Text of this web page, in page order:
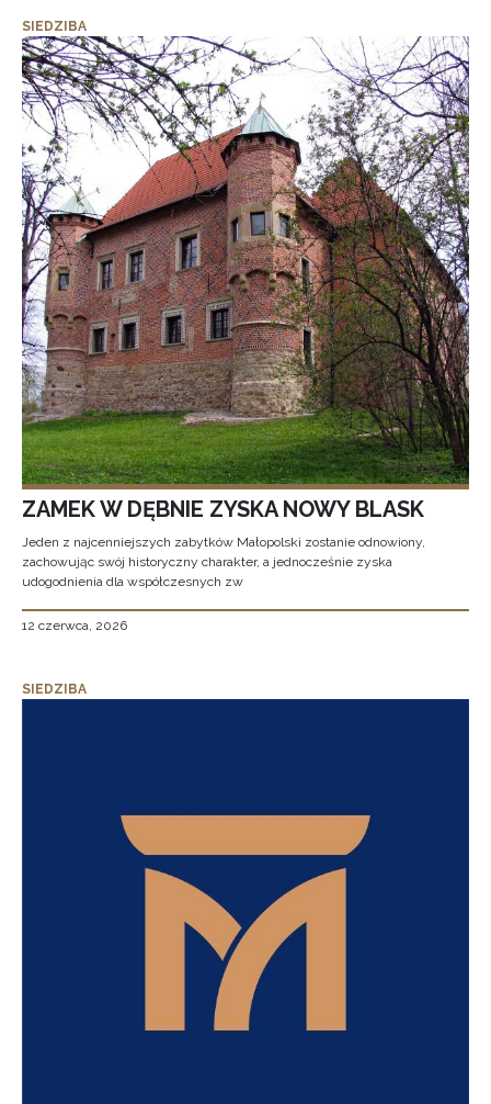
SIEDZIBA
ZAMEK W DĘBNIE ZYSKA NOWY BLASK
Jeden z najcenniejszych zabytków Małopolski zostanie odnowiony,
zachowując swój historyczny charakter, a jednocześnie zyska
udogodnienia dla współczesnych zw
12 czerwca, 2026
SIEDZIBA